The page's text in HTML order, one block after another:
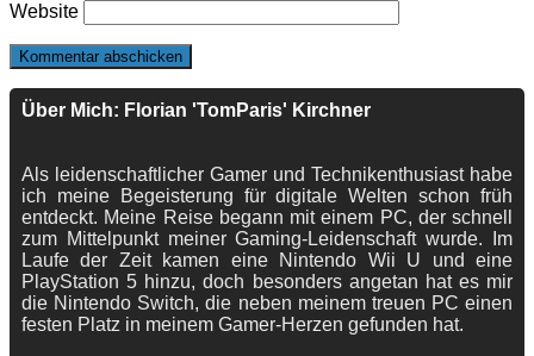
Website
Über Mich: Florian 'TomParis' Kirchner
Als leidenschaftlicher Gamer und Technikenthusiast habe
ich meine Begeisterung für digitale Welten schon früh
entdeckt. Meine Reise begann mit einem PC, der schnell
zum Mittelpunkt meiner Gaming-Leidenschaft wurde. Im
Laufe der Zeit kamen eine Nintendo Wii U und eine
PlayStation 5 hinzu, doch besonders angetan hat es mir
die Nintendo Switch, die neben meinem treuen PC einen
festen Platz in meinem Gamer-Herzen gefunden hat.